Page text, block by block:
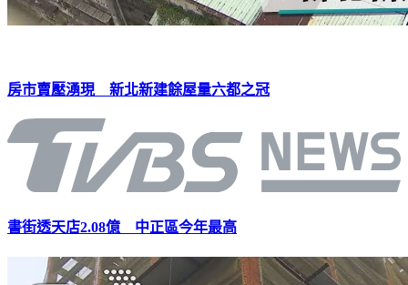
房市賣壓湧現 新北新建餘屋量六都之冠
書街透天店2.08億 中正區今年最高